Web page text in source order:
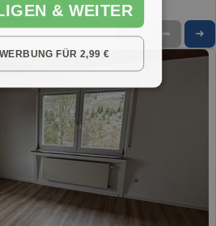
3
★ ➦ ➜
& WEITER
FÜR 2,99 €